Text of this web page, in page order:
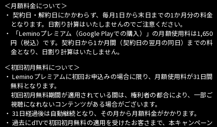
＜月額料金について＞
・ 契約日・解約日にかかわらず、毎月1日から末日までの1か月分の料金
となります。日割り計算はいたしませんのでご注意ください。
・
「Leminoプレミアム（Google Playでの購入）」 の月額使用料は1,650
円（税込）です。契約日から1か月間（契約日の翌月の同日）までの料
金となり、日割り計算はいたしません。
＜初回初月無料について＞
・ Leminoプレミアムに初回お申込みの場合に限り、月額使用料が31日間
無料となります。
初回初月無料期間が適用されている間は、権利者の都合により、一部ご
視聴になれないコンテンツがある場合がございます。
・ 31日経過後は自動継続となり、その月から月額料金がかかります。
・ 過去にdTVで初回初月無料の適用を受けたお客さまで、本キャンペーン